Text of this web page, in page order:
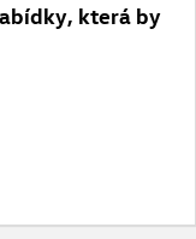
která by